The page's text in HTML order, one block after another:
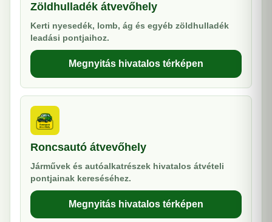
Zöldhulladék átvevőhely
Kerti nyesedék, lomb, ág és egyéb zöldhulladék
leadási pontjaihoz.
Megnyitás hivatalos térképen
Roncsautó átvevőhely
Járművek és autóalkatrészek hivatalos átvételi
pontjainak kereséséhez.
Megnyitás hivatalos térképen